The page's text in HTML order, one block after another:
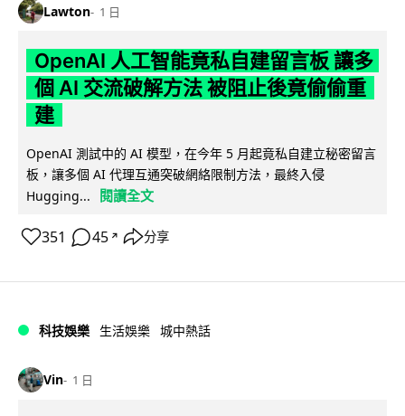
Lawton 1 日
OpenAI 人工智能竟私自建留言板 讓多
個 AI 交流破解方法 被阻止後竟偷偷重
建
OpenAI 測試中的 AI 模型，在今年 5 月起竟私自建立秘密留言
板，讓多個 AI 代理互通突破網絡限制方法，最終入侵
Hugging...
閱讀全文
351 45 ↗ 分享
科技娛樂 生活娛樂 城中熱話
Vin 1 日